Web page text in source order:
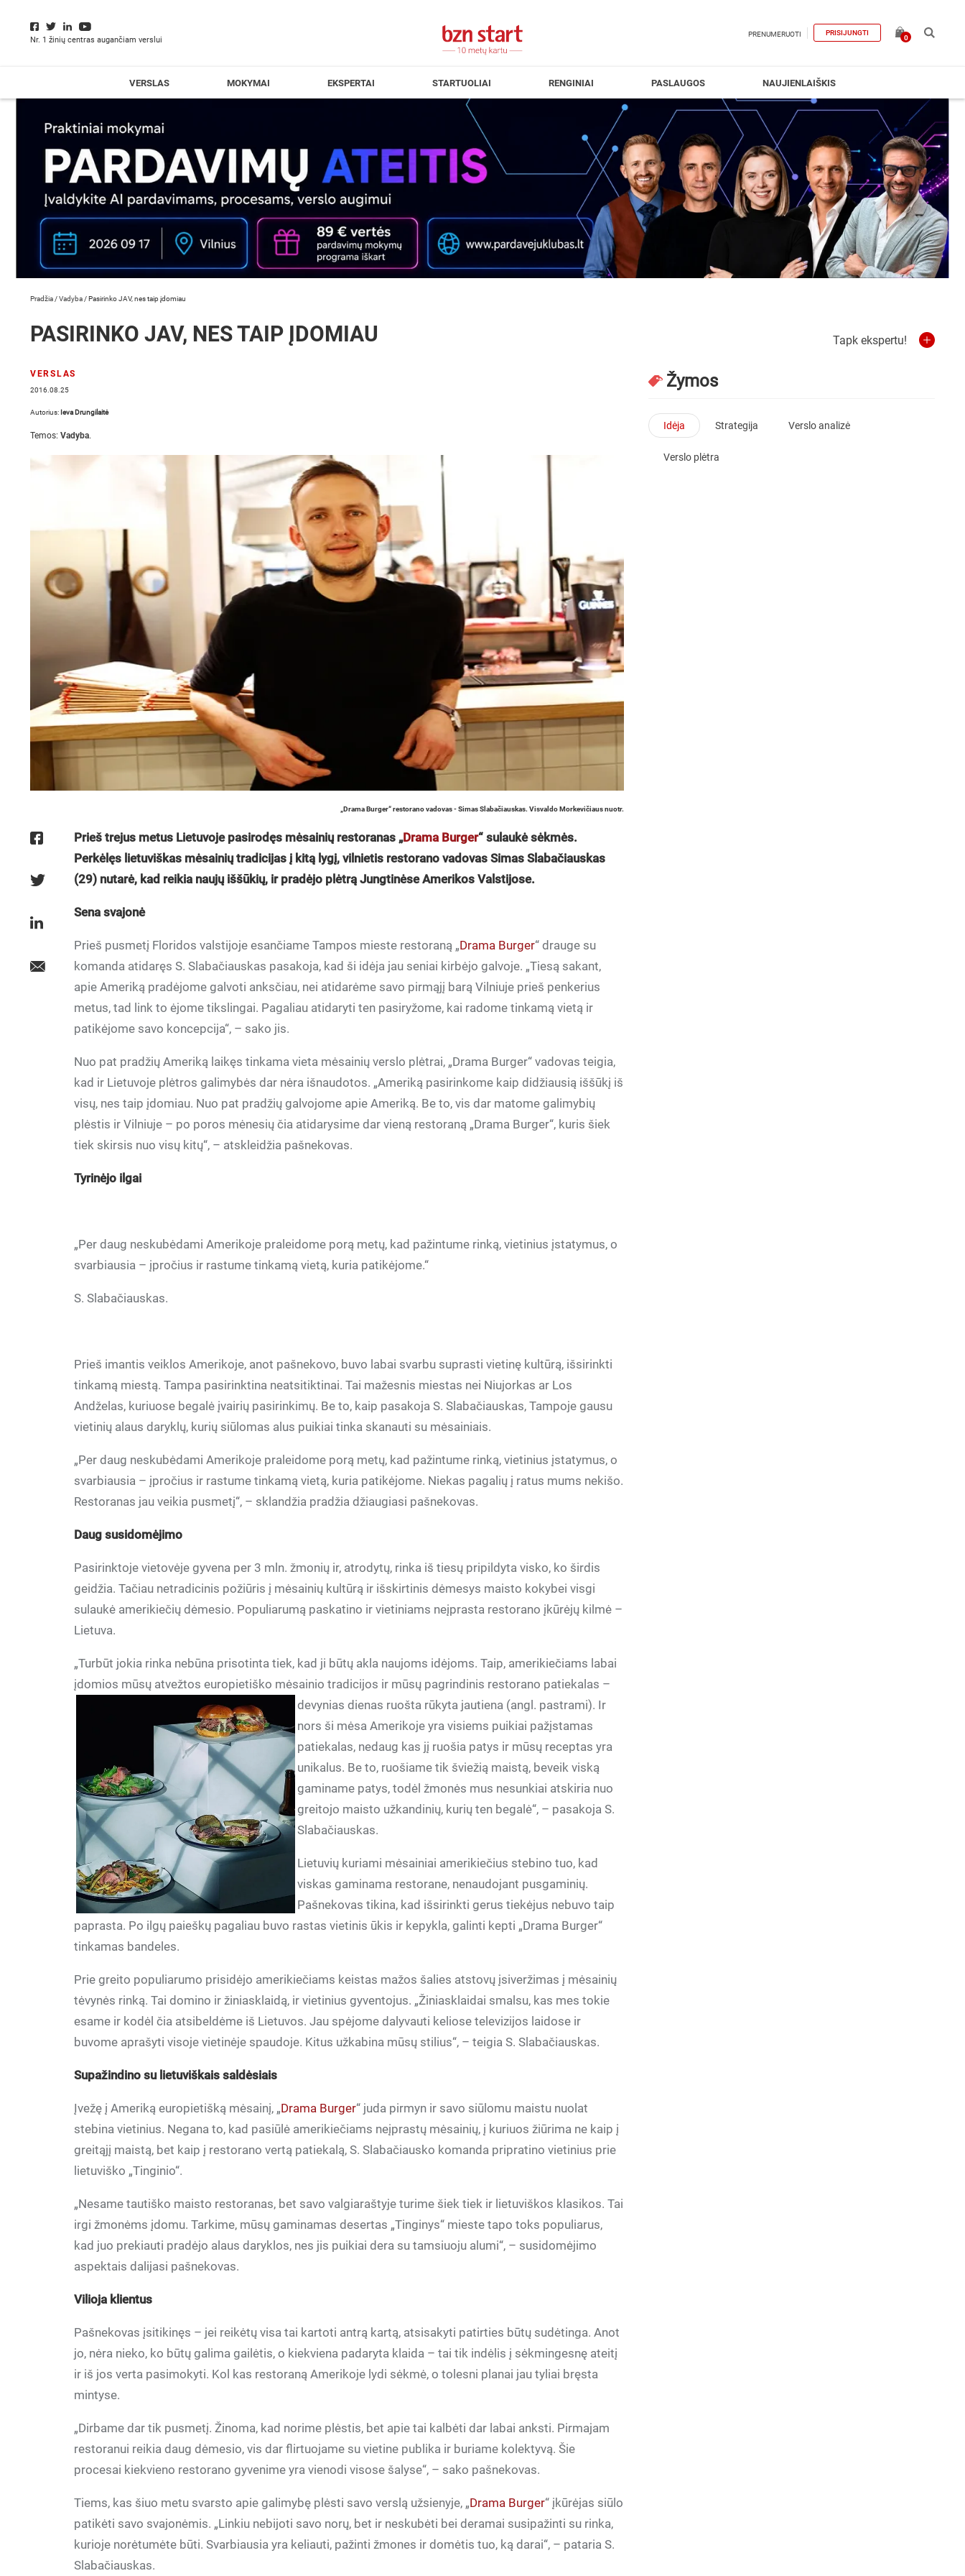
Nr. 1 žinių centras augančiam verslui
PRENUMERUOTI PRISIJUNGTI
0
VERSLAS MOKYMAI EKSPERTAI STARTUOLIAI RENGINIAI PASLAUGOS NAUJIENLAIŠKIS
Pradžia /Vadyba /Pasirinko JAV, nes taip įdomiau
PASIRINKO JAV, NES TAIP ĮDOMIAU
VERSLAS
2016.08.25
Autorius: Ieva Drungilaitė
Temos: Vadyba.
„Drama Burger“ restorano vadovas - Simas Slabačiauskas. Visvaldo Morkevičiaus nuotr.
Prieš trejus metus Lietuvoje pasirodęs mėsainių restoranas „Drama Burger“ sulaukė sėkmės.
Perkėlęs lietuviškas mėsainių tradicijas į kitą lygį, vilnietis restorano vadovas Simas Slabačiauskas
(29) nutarė, kad reikia naujų iššūkių, ir pradėjo plėtrą Jungtinėse Amerikos Valstijose.
Sena svajonė
Prieš pusmetį Floridos valstijoje esančiame Tampos mieste restoraną „Drama Burger“ drauge su
komanda atidaręs S. Slabačiauskas pasakoja, kad ši idėja jau seniai kirbėjo galvoje. „Tiesą sakant,
apie Ameriką pradėjome galvoti anksčiau, nei atidarėme savo pirmąjį barą Vilniuje prieš penkerius
metus, tad link to ėjome tikslingai. Pagaliau atidaryti ten pasiryžome, kai radome tinkamą vietą ir
patikėjome savo koncepcija“, – sako jis.
Nuo pat pradžių Ameriką laikęs tinkama vieta mėsainių verslo plėtrai, „Drama Burger“ vadovas teigia,
kad ir Lietuvoje plėtros galimybės dar nėra išnaudotos. „Ameriką pasirinkome kaip didžiausią iššūkį iš
visų, nes taip įdomiau. Nuo pat pradžių galvojome apie Ameriką. Be to, vis dar matome galimybių
plėstis ir Vilniuje – po poros mėnesių čia atidarysime dar vieną restoraną „Drama Burger“, kuris šiek
tiek skirsis nuo visų kitų“, – atskleidžia pašnekovas.
Tyrinėjo ilgai
„Per daug neskubėdami Amerikoje praleidome porą metų, kad pažintume rinką, vietinius įstatymus, o
svarbiausia – įpročius ir rastume tinkamą vietą, kuria patikėjome.“
S. Slabačiauskas.
Prieš imantis veiklos Amerikoje, anot pašnekovo, buvo labai svarbu suprasti vietinę kultūrą, išsirinkti
tinkamą miestą. Tampa pasirinktina neatsitiktinai. Tai mažesnis miestas nei Niujorkas ar Los
Andželas, kuriuose begalė įvairių pasirinkimų. Be to, kaip pasakoja S. Slabačiauskas, Tampoje gausu
vietinių alaus daryklų, kurių siūlomas alus puikiai tinka skanauti su mėsainiais.
„Per daug neskubėdami Amerikoje praleidome porą metų, kad pažintume rinką, vietinius įstatymus, o
svarbiausia – įpročius ir rastume tinkamą vietą, kuria patikėjome. Niekas pagalių į ratus mums nekišo.
Restoranas jau veikia pusmetį“, – sklandžia pradžia džiaugiasi pašnekovas.
Daug susidomėjimo
Pasirinktoje vietovėje gyvena per 3 mln. žmonių ir, atrodytų, rinka iš tiesų pripildyta visko, ko širdis
geidžia. Tačiau netradicinis požiūris į mėsainių kultūrą ir išskirtinis dėmesys maisto kokybei visgi
sulaukė amerikiečių dėmesio. Populiarumą paskatino ir vietiniams neįprasta restorano įkūrėjų kilmė –
Lietuva.
„Turbūt jokia rinka nebūna prisotinta tiek, kad ji būtų akla naujoms idėjoms. Taip, amerikiečiams labai
įdomios mūsų atvežtos europietiško mėsainio tradicijos ir mūsų pagrindinis restorano patiekalas –
devynias dienas ruošta rūkyta jautiena (angl. pastrami). Ir
nors ši mėsa Amerikoje yra visiems puikiai pažįstamas
patiekalas, nedaug kas jį ruošia patys ir mūsų receptas yra
unikalus. Be to, ruošiame tik šviežią maistą, beveik viską
gaminame patys, todėl žmonės mus nesunkiai atskiria nuo
greitojo maisto užkandinių, kurių ten begalė“, – pasakoja S.
Slabačiauskas.
Lietuvių kuriami mėsainiai amerikiečius stebino tuo, kad
viskas gaminama restorane, nenaudojant pusgaminių.
Pašnekovas tikina, kad išsirinkti gerus tiekėjus nebuvo taip
paprasta. Po ilgų paieškų pagaliau buvo rastas vietinis ūkis ir kepykla, galinti kepti „Drama Burger“
tinkamas bandeles.
Prie greito populiarumo prisidėjo amerikiečiams keistas mažos šalies atstovų įsiveržimas į mėsainių
tėvynės rinką. Tai domino ir žiniasklaidą, ir vietinius gyventojus. „Žiniasklaidai smalsu, kas mes tokie
esame ir kodėl čia atsibeldėme iš Lietuvos. Jau spėjome dalyvauti keliose televizijos laidose ir
buvome aprašyti visoje vietinėje spaudoje. Kitus užkabina mūsų stilius“, – teigia S. Slabačiauskas.
Supažindino su lietuviškais saldėsiais
Įvežę į Ameriką europietišką mėsainį, „Drama Burger“ juda pirmyn ir savo siūlomu maistu nuolat
stebina vietinius. Negana to, kad pasiūlė amerikiečiams neįprastų mėsainių, į kuriuos žiūrima ne kaip į
greitąjį maistą, bet kaip į restorano vertą patiekalą, S. Slabačiausko komanda pripratino vietinius prie
lietuviško „Tinginio“.
„Nesame tautiško maisto restoranas, bet savo valgiaraštyje turime šiek tiek ir lietuviškos klasikos. Tai
irgi žmonėms įdomu. Tarkime, mūsų gaminamas desertas „Tinginys“ mieste tapo toks populiarus,
kad juo prekiauti pradėjo alaus daryklos, nes jis puikiai dera su tamsiuoju alumi“, – susidomėjimo
aspektais dalijasi pašnekovas.
Vilioja klientus
Pašnekovas įsitikinęs – jei reikėtų visa tai kartoti antrą kartą, atsisakyti patirties būtų sudėtinga. Anot
jo, nėra nieko, ko būtų galima gailėtis, o kiekviena padaryta klaida – tai tik indėlis į sėkmingesnę ateitį
ir iš jos verta pasimokyti. Kol kas restoraną Amerikoje lydi sėkmė, o tolesni planai jau tyliai bręsta
mintyse.
„Dirbame dar tik pusmetį. Žinoma, kad norime plėstis, bet apie tai kalbėti dar labai anksti. Pirmajam
restoranui reikia daug dėmesio, vis dar flirtuojame su vietine publika ir buriame kolektyvą. Šie
procesai kiekvieno restorano gyvenime yra vienodi visose šalyse“, – sako pašnekovas.
Tiems, kas šiuo metu svarsto apie galimybę plėsti savo verslą užsienyje, „Drama Burger“ įkūrėjas siūlo
patikėti savo svajonėmis. „Linkiu nebijoti savo norų, bet ir neskubėti bei deramai susipažinti su rinka,
kurioje norėtumėte būti. Svarbiausia yra keliauti, pažinti žmones ir domėtis tuo, ką darai“, – pataria S.
Slabačiauskas.
Tapk ekspertu!
Žymos
Idėja Strategija Verslo analizė
Verslo plėtra